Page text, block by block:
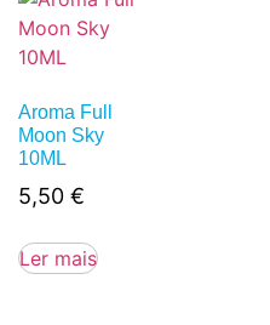
Aroma Full
Moon Sky
10ML
5,50 €
Ler mais